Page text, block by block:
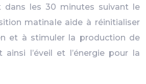
dans les 30 minutes suivant le
matinale aide à réinitialiser
et à stimuler la production de
ainsi l’éveil et l’énergie pour la